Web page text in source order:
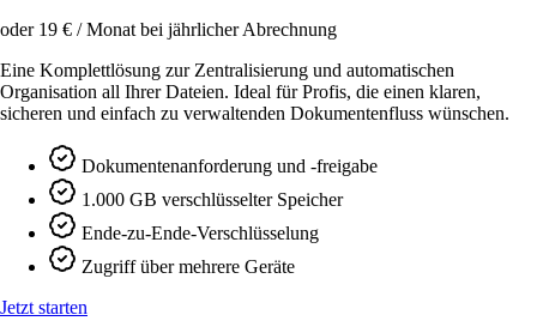
oder 19 € / Monat bei jährlicher Abrechnung
Eine Komplettlösung zur Zentralisierung und automatischen
Organisation all Ihrer Dateien. Ideal für Profis, die einen klaren,
sicheren und einfach zu verwaltenden Dokumentenfluss wünschen.
Dokumentenanforderung und -freigabe
1.000 GB verschlüsselter Speicher
Ende-zu-Ende-Verschlüsselung
Zugriff über mehrere Geräte
Jetzt starten